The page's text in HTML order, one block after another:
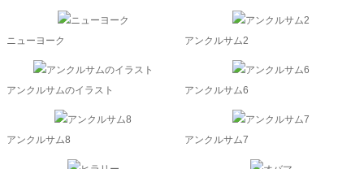
ニューヨーク アンクルサム2
アンクルサムのイラスト アンクルサム6
アンクルサム8 アンクルサム7